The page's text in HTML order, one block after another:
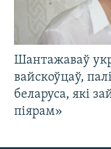
Шантажаваў
вайскоўцаў,
беларуса, які
піярам»